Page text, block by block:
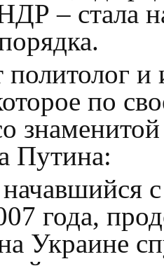
– стала
и
по
Путина:
года,
Украине